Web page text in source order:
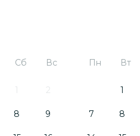
Сб Вс
1 2
8 9
Пн Вт
1
7 8